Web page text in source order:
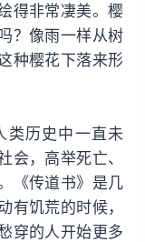
得非常凄美。樱
？像雨一样从树
种樱花下落来形
类历史中一直未
会，高举死亡、
《传道书》是几
有饥荒的时候，
穿的人开始更多